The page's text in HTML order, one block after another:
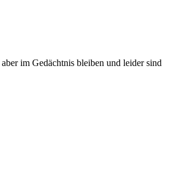
im Gedächtnis bleiben und leider sind